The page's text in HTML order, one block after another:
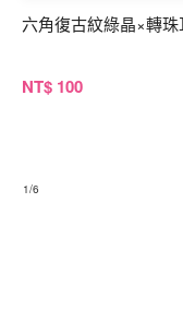
1/6
六角復古紋綠晶×轉珠
NT$ 100